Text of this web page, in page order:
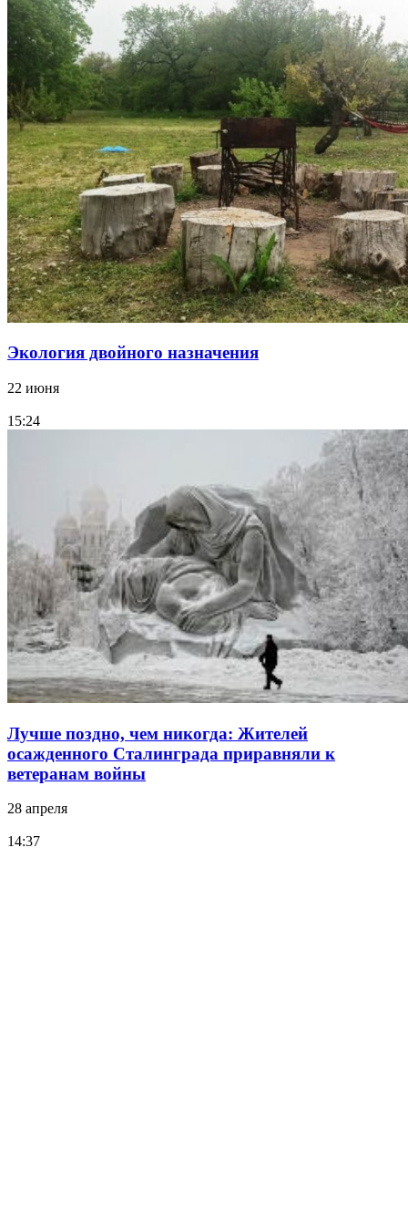
Экология двойного назначения
22 июня
15:24
Лучше поздно, чем никогда: Жителей
осажденного Сталинграда приравняли к
ветеранам войны
28 апреля
14:37